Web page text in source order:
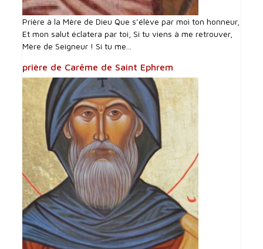
Prière à la Mère de Dieu Que s’élève par moi ton honneur,
Et mon salut éclatera par toi, Si tu viens à me retrouver,
Mère de Seigneur ! Si tu me...
prière de Carême de Saint Ephrem